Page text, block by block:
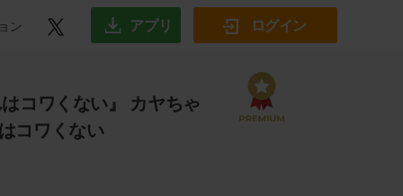
ン アプリ ログイン
コワくない』 カヤちゃ
コワくない